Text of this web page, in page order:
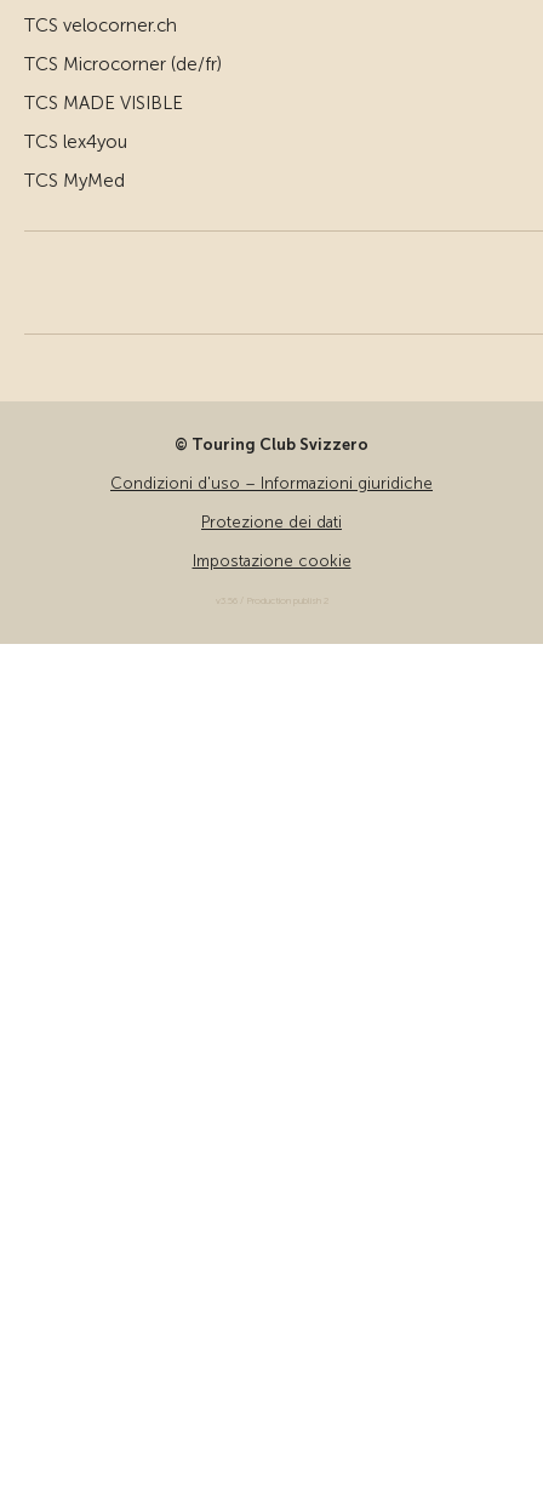
TCS velocorner.ch
TCS Microcorner (de/fr)
TCS MADE VISIBLE
TCS lex4you
TCS MyMed
© Touring Club Svizzero
Condizioni d'uso – Informazioni giuridiche
Protezione dei dati
Impostazione cookie
v3.56 / Production publish 2